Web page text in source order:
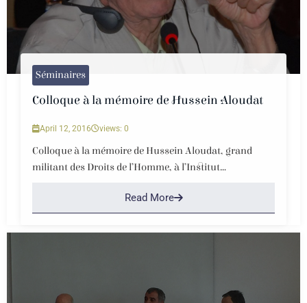
Séminaires
Colloque à la mémoire de Hussein Aloudat
April 12, 2016 views: 0
Colloque à la mémoire de Hussein Aloudat, grand
militant des Droits de l’Homme, à l’Institut...
Read More